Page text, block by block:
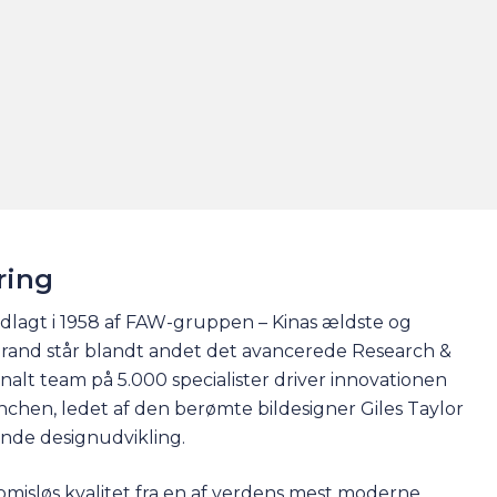
i 1958 af FAW-gruppen – Kinas ældste og
står blandt andet det avancerede Research &
team på 5.000 specialister driver innovationen
ledet af den berømte bildesigner Giles Taylor
designudvikling.